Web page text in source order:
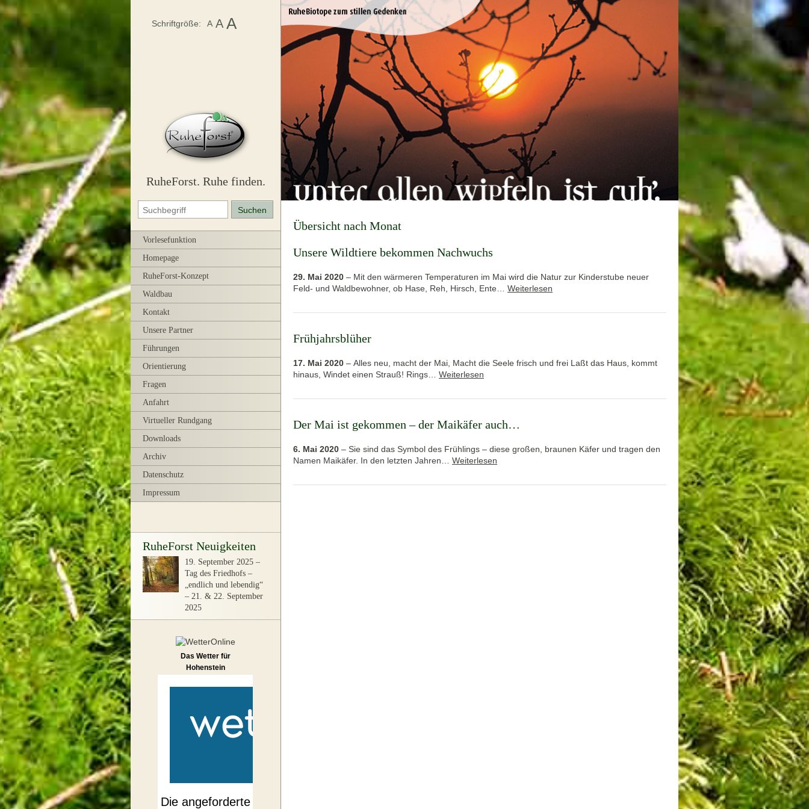
RuheForst. Ruhe finden.
Vorlesefunktion
Homepage
RuheForst-Konzept
Waldbau
Kontakt
Unsere Partner
Führungen
Orientierung
Fragen
Anfahrt
Virtueller Rundgang
Downloads
Archiv
Datenschutz
Impressum
RuheForst Neuigkeiten
19. September 2025 –
Tag des Friedhofs –
„endlich und lebendig“
– 21. & 22. September
2025
Schriftgröße: A A A
Das Wetter für
Hohenstein
Übersicht nach Monat
Unsere Wildtiere bekommen Nachwuchs
29. Mai 2020 – Mit den wärmeren Temperaturen im Mai wird die Natur zur Kinderstube neuer
Feld- und Waldbewohner, ob Hase, Reh, Hirsch, Ente… Weiterlesen
Frühjahrsblüher
17. Mai 2020 – Alles neu, macht der Mai, Macht die Seele frisch und frei Laßt das Haus, kommt
hinaus, Windet einen Strauß! Rings… Weiterlesen
Der Mai ist gekommen – der Maikäfer auch…
6. Mai 2020 – Sie sind das Symbol des Frühlings – diese großen, braunen Käfer und tragen den
Namen Maikäfer. In den letzten Jahren… Weiterlesen